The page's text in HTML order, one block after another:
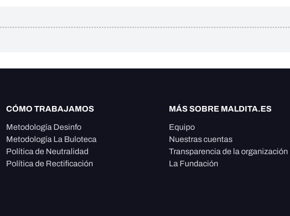
CÓMO TRABAJAMOS
Metodología Desinfo
Metodología La Buloteca
Política de Neutralidad
Política de Rectificación
MÁS SOBRE MALDITA.ES
Equipo
Nuestras cuentas
Transparencia de la organización
La Fundación